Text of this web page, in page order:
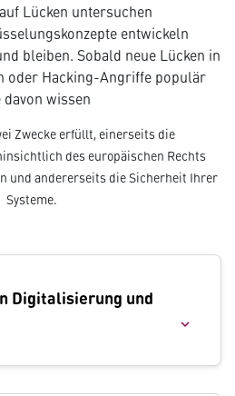
Lücken untersuchen
entwickeln
bleiben. Sobald neue Lücken in
oder Hacking-Angriffe populär
wissen
Zwecke erfüllt, einerseits die
des europäischen Rechts
und andererseits die Sicherheit Ihrer
Systeme.
Digitalisierung und